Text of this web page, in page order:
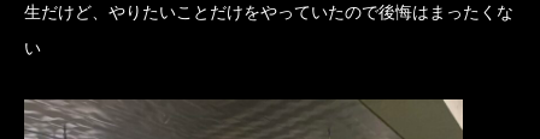
生だけど、やりたいことだけをやっていたので後悔はまったくな
い